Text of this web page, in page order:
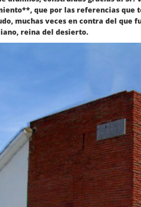
que por las referencias que
muchas veces en contra del que
reina del desierto.